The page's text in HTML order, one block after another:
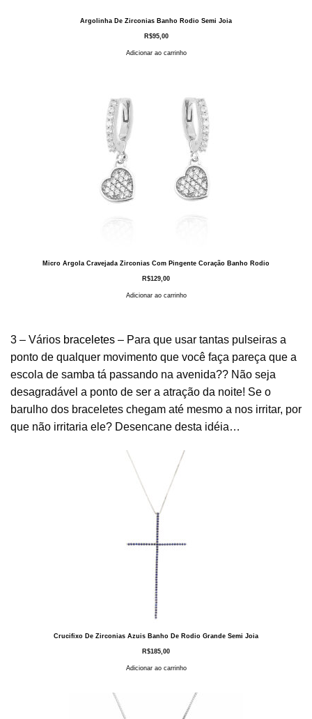
Argolinha De Zirconias Banho Rodio Semi Joia
R$95,00
Adicionar ao carrinho
Micro Argola Cravejada Zirconias Com Pingente Coração Banho Rodio
R$129,00
Adicionar ao carrinho
3 – Vários braceletes – Para que usar tantas pulseiras a
ponto de qualquer movimento que você faça pareça que a
escola de samba tá passando na avenida?? Não seja
desagradável a ponto de ser a atração da noite! Se o
barulho dos braceletes chegam até mesmo a nos irritar, por
que não irritaria ele? Desencane desta idéia…
Crucifixo De Zirconias Azuis Banho De Rodio Grande Semi Joia
R$185,00
Adicionar ao carrinho